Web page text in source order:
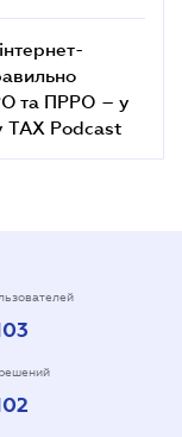
та ПРРО – у
TAX Podcast